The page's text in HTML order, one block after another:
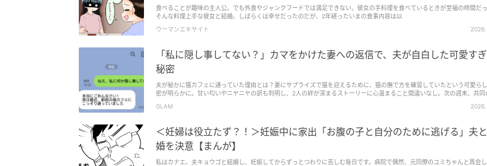
食べることが趣味の主人公。でも外食やジャンクフードでは満足できない。彼女の手料理を食べているときが至福の時間だっ
そんな料理上手な彼女と結婚。しばらくは幸せだったのだが、2年経ったいまの食事内容は以
ウーマンエキサイト
「私に隠し事してない？」カマをかけた妻への返信で、夫が自白した可愛す
秘密
夫が秘かに猫カフェに通っていた理由とは？妻にサプライズで猫を迎えるために、猫の撫で方を練習していたという可愛ら
密が明らかに。甘い匂いやニヤニヤの訳も判明し、2人の絆が深まるストーリーに心温まること間違いなし。次の週末、共同
GLAM
＜妊婦は役立たず？！＞妊娠中に家出「お腹の子と自分のために逃げる」夫
婚を決意【まんが】
私はカナエ。夫キョウゴと結婚し、妊娠してからずっとつわりに苦しむ毎日です。病院で偶然、元同僚のユミちゃんと再会